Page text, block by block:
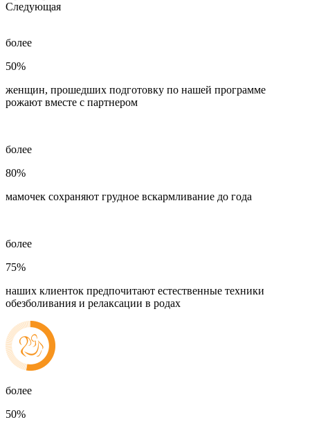
Следующая
более
50%
женщин, прошедших подготовку по нашей программе
рожают вместе с партнером
более
80%
мамочек сохраняют грудное вскармливание до года
более
75%
наших клиенток предпочитают естественные техники
обезболивания и релаксации в родах
более
50%